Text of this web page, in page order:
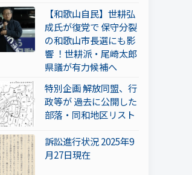
【和歌山自民】世耕弘
成氏が復党で 保守分裂
の和歌山市長選にも影
響 ！世耕派・尾崎太郎
県議が有力候補へ
特別企画 解放同盟、行
政等が 過去に公開した
部落・同和地区リスト
訴訟進行状況 2025年9
月27日現在